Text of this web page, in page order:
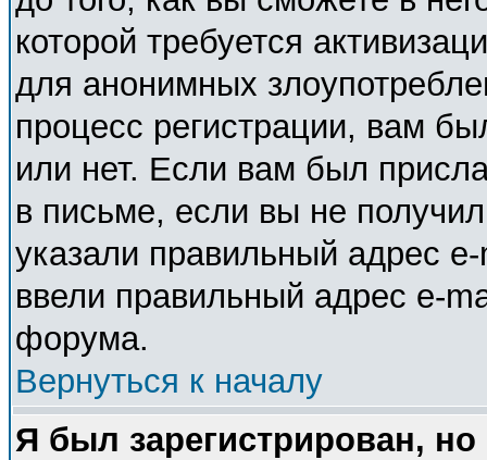
которой требуется
для анонимных
процесс регистрации, вам
или нет. Если вам был
в письме, если вы не
указали правильный адрес
ввели правильный адрес e-
форума.
Вернуться к началу
Я был зарегистрирован,